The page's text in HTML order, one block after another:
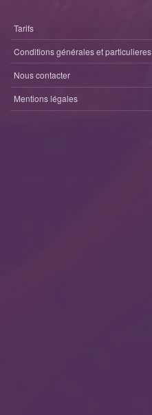
Tarifs
Conditions générales et particulieres
Nous contacter
Mentions légales